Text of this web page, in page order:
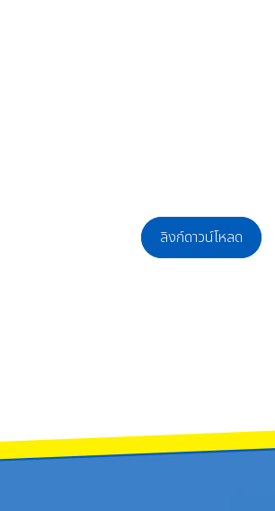
ลิงก์ดาวน์โหลด
ชั่วคราวและลูกจ้างเหมาบริการ
กจ้างชั่วคราว เจ้าหน้าที่ธุรการงานบุคคล จำนวน 1 อั